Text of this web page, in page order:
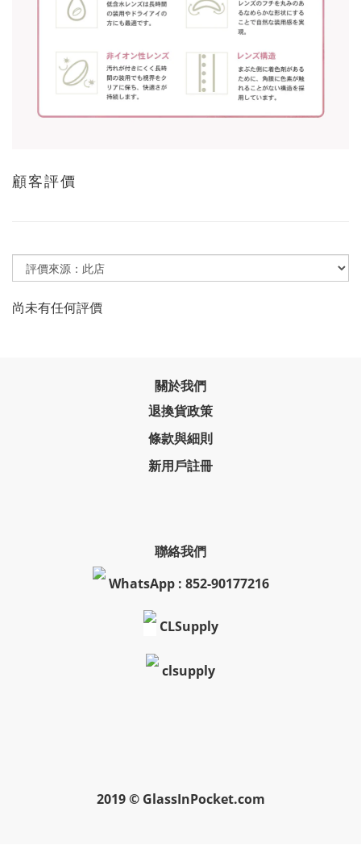
顧客評價
尚未有任何評價
關於我們
退換貨政策
條款與細則
新用戶註冊
聯絡我們
WhatsApp : 852-90177216
CLSupply
clsupply
2019 © GlassInPocket.com